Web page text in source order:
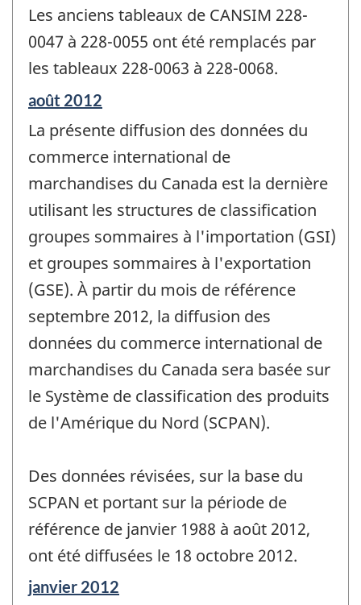
Les anciens tableaux de CANSIM 228-
0047 à 228-0055 ont été remplacés par
les tableaux 228-0063 à 228-0068.
Période
référence
de
-
août 2012
La présente diffusion des données du
commerce international de
marchandises du Canada est la dernière
utilisant les structures de classification
groupes sommaires à l'importation (GSI)
et groupes sommaires à l'exportation
(GSE). À partir du mois de référence
septembre 2012, la diffusion des
données du commerce international de
marchandises du Canada sera basée sur
le Système de classification des produits
de l'Amérique du Nord (SCPAN).
Des données révisées, sur la base du
SCPAN et portant sur la période de
référence de janvier 1988 à août 2012,
ont été diffusées le 18 octobre 2012.
Période
janvier 2012